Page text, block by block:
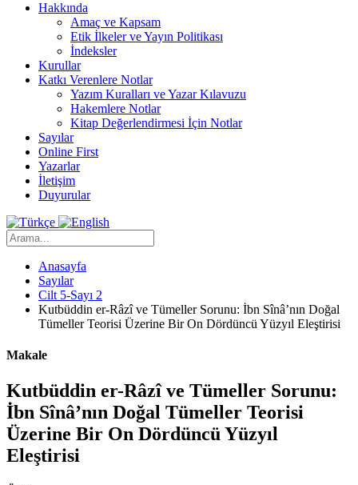
Hakkında
Amaç ve Kapsam
Etik İlkeler ve Yayın Politikası
İndeksler
Kurullar
Katkı Verenlere Notlar
Yazım Kuralları ve Yazar Kılavuzu
Hakemlere Notlar
Kitap Değerlendirmesi İçin Notlar
Sayılar
Online First
Yazarlar
İletişim
Duyurular
Anasayfa
Sayılar
Cilt 5-Sayı 2
Kutbüddin er-Râzî ve Tümeller Sorunu: İbn Sînâ’nın Doğal
Tümeller Teorisi Üzerine Bir On Dördüncü Yüzyıl Eleştirisi
Makale
Kutbüddin er-Râzî ve Tümeller Sorunu:
İbn Sînâ’nın Doğal Tümeller Teorisi
Üzerine Bir On Dördüncü Yüzyıl
Eleştirisi